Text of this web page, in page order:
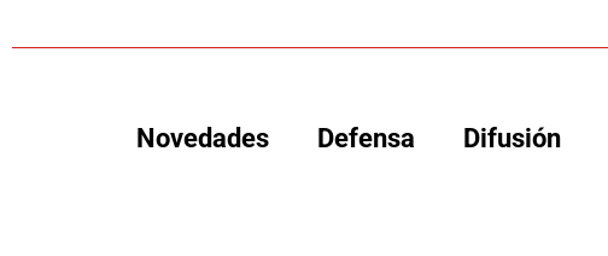
Novedades Defensa Difusión